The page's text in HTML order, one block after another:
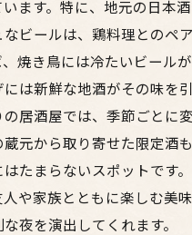
の居酒屋体験リーズナブル
理の逸品
通りで見つけるお得な居酒
算を気にせず楽しめる居酒
酒と鳥料理の絶品ペアリン
ーズナブルな価格で豪華な
お酒好きにおすすめの居酒屋
田東通りでの格別な体験
ます。特に、地元の日本
なビールは、鶏料理とのペ
、焼き鳥には冷たいビール
には新鮮な地酒がその味を
の居酒屋では、季節ごとに
元から取り寄せた限定酒
たまらないスポットです
人や家族とともに楽しむ美
夜を演出してくれます。